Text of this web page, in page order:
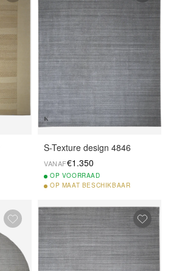
S-Texture design 4846
VANAF€1.350
OP VOORRAAD
OP MAAT BESCHIKBAAR